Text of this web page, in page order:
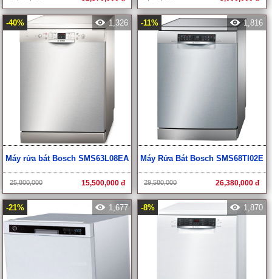
-40% 1,326
Máy rửa bát Bosch SMS63L08EA
25,800,000 15,500,000 đ
-11% 1,816
Máy Rửa Bát Bosch SMS68TI02E
29,580,000 26,380,000 đ
-21% 1,677 -8% 1,870